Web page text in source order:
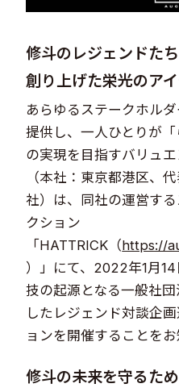
修斗のレジェンドた
創り上げた栄光のア
あらゆるステークホル
提供し、一人ひとりが
の実現を目指すバリュ
（本社：東京都港区、
社）は、同社の運営す
クション
「HATTRICK（https://
）」にて、2022年1月
技の起源となる一般社
したレジェンド対談企
ョンを開催することをお
修斗の未来を守るた